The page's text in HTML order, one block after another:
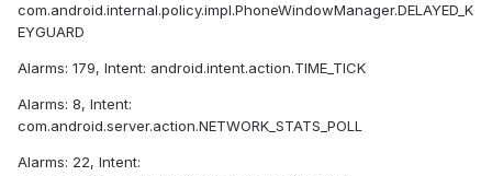
com.android.internal.policy.impl.PhoneWindowManager.DELAYED_K
EYGUARD
Alarms: 179, Intent: android.intent.action.TIME_TICK
Alarms: 8, Intent:
com.android.server.action.NETWORK_STATS_POLL
Alarms: 22, Intent: